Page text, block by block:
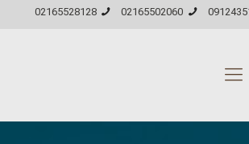
02165502060
02165528128